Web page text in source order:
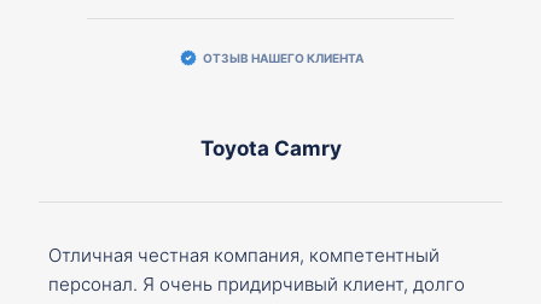
ОТЗЫВ НАШЕГО КЛИЕНТА
Toyota Camry
Отличная честная компания, компетентный
персонал. Я очень придирчивый клиент, долго